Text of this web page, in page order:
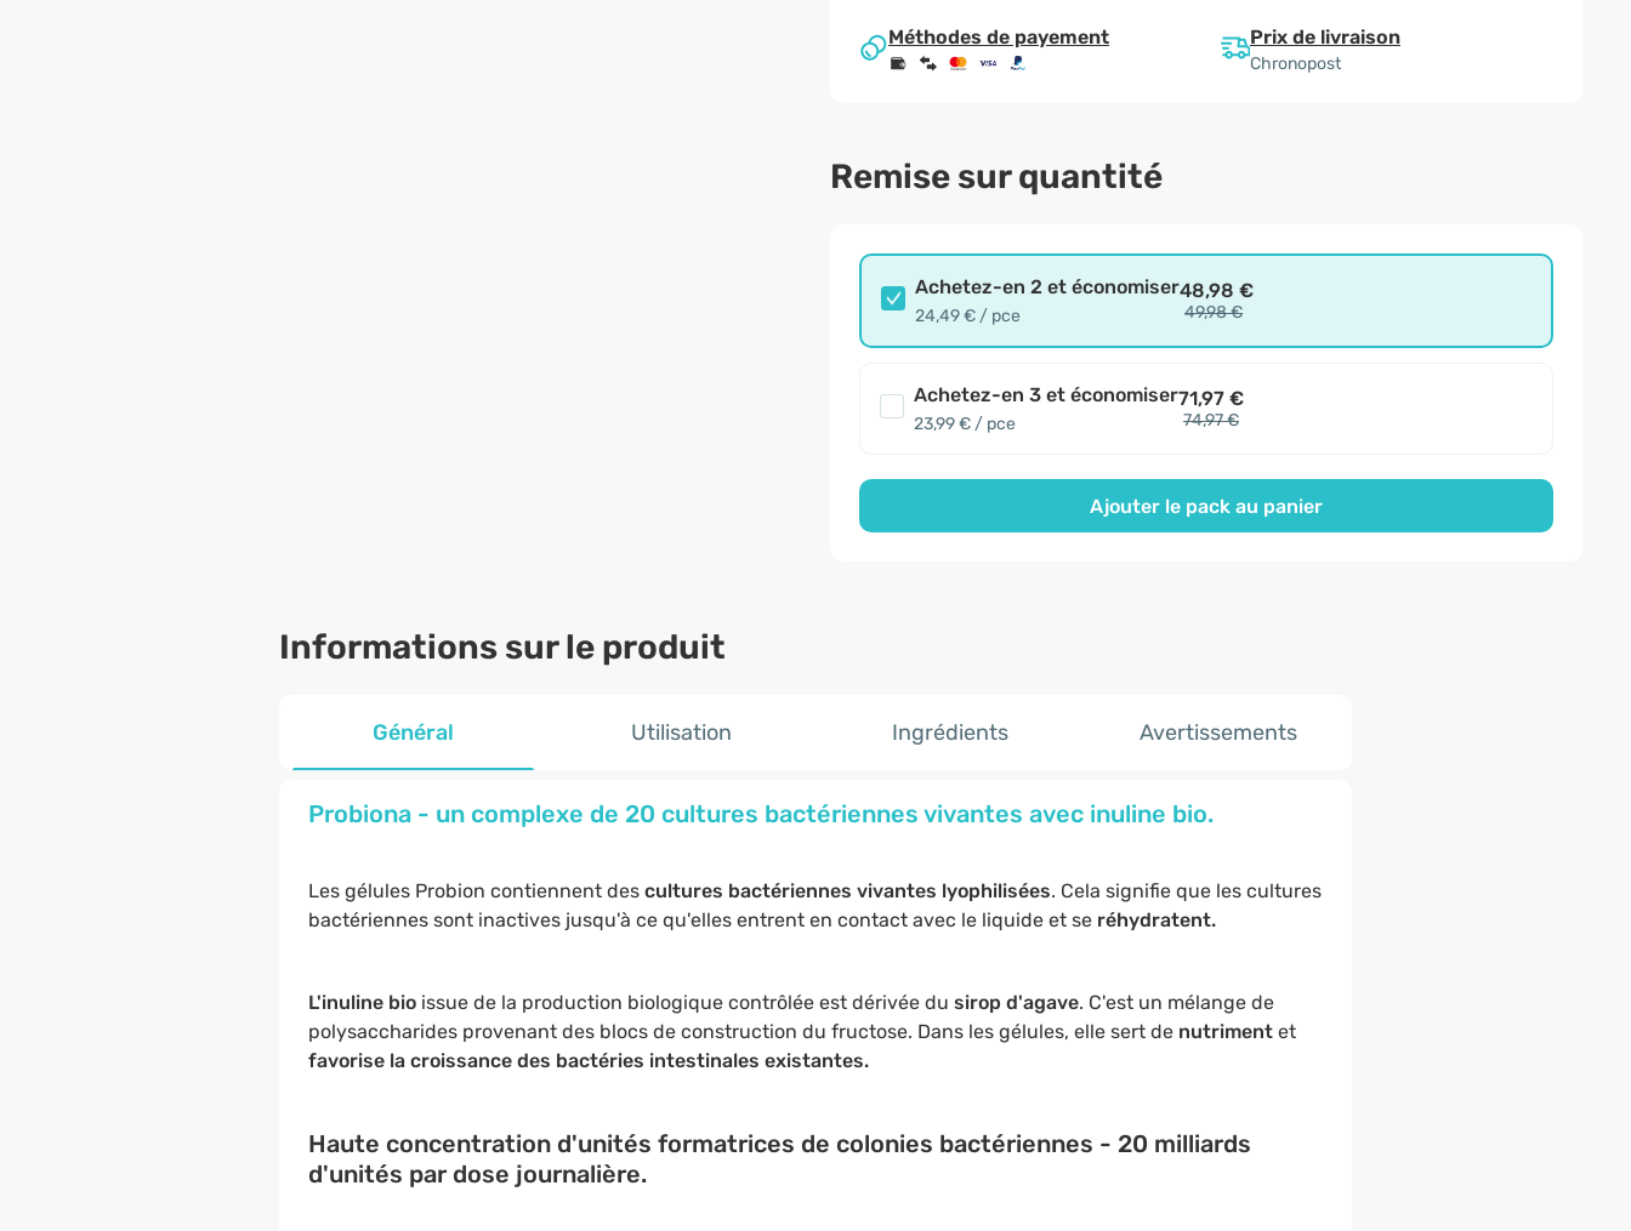
Méthodes de payement Prix de livraison
Chronopost
Remise sur quantité
Achetez-en 2 et économiser
24,49 € / pce
48,98 €
49,98 €
Achetez-en 3 et économiser
23,99 € / pce
71,97 €
74,97 €
Ajouter le pack au panier
Informations sur le produit
Général Utilisation Ingrédients Avertissements
Probiona - un complexe de 20 cultures bactériennes vivantes avec inuline bio.
Les gélules Probion contiennent des cultures bactériennes vivantes lyophilisées. Cela signifie que les cultures
bactériennes sont inactives jusqu'à ce qu'elles entrent en contact avec le liquide et se réhydratent.
L'inuline bioissue de la production biologique contrôlée est dérivée du sirop d'agave. C'est un mélange de
polysaccharides provenant des blocs de construction du fructose. Dans les gélules, elle sert de nutrimentet
favorise la croissance des bactéries intestinales existantes.
Haute concentration d'unités formatrices de colonies bactériennes - 20 milliards
d'unités par dose journalière.